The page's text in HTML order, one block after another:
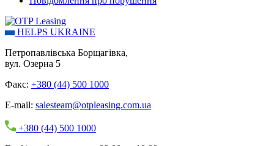
HELPS UKRAINE
Петропавлівська Борщагівка,
вул. Озерна 5
Факс: +380 (44) 500 1000
E-mail: salesteam@otpleasing.com.ua
+380 (44) 500 1000